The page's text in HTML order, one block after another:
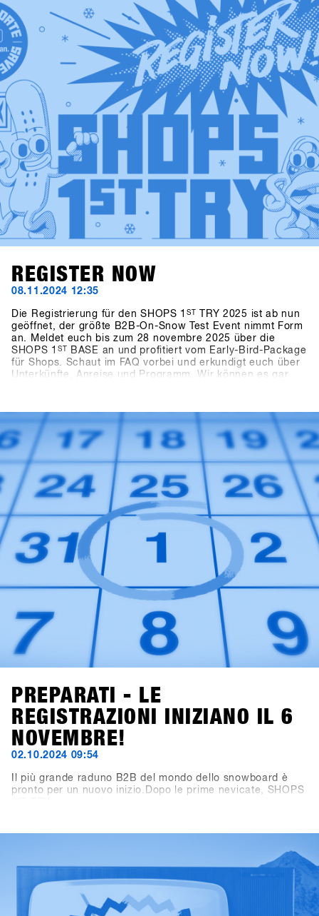
re-engineered protection gear from ruroc and cosy gloves
by Deathgrip complete the variety of productsSoon these
brands will upload their products, make sure sign up to
SHOPS 1st BASE to check them out in advance!
REGISTER NOW
08.11.2024 12:35
Die Registrierung für den SHOPS 1ST
TRY 2025 ist ab nun
geöffnet, der größte B2B-On-Snow Test Event nimmt Form
an. Meldet euch bis zum 28 novembre 2025 über die
SHOPS 1 ST
BASE an und profitiert vom Early-Bird-Package
für Shops. Schaut im FAQ vorbei und erkundigt euch über
Unterkünfte, Anreise und Programm. Wir können es gar
PREPARATI - LE
REGISTRAZIONI INIZIANO IL 6
NOVEMBRE!
02.10.2024 09:54
Il più grande raduno B2B del mondo dello snowboard è
pronto per un nuovo inizio.Dopo le prime nevicate, SHOPS
l’offerta esclusiva early bird fino al 6 dicembre. Vieni a
Hochfügen dal 19 al 21 gennaio e prova i prodotti più
recenti di oltre 80 brand!